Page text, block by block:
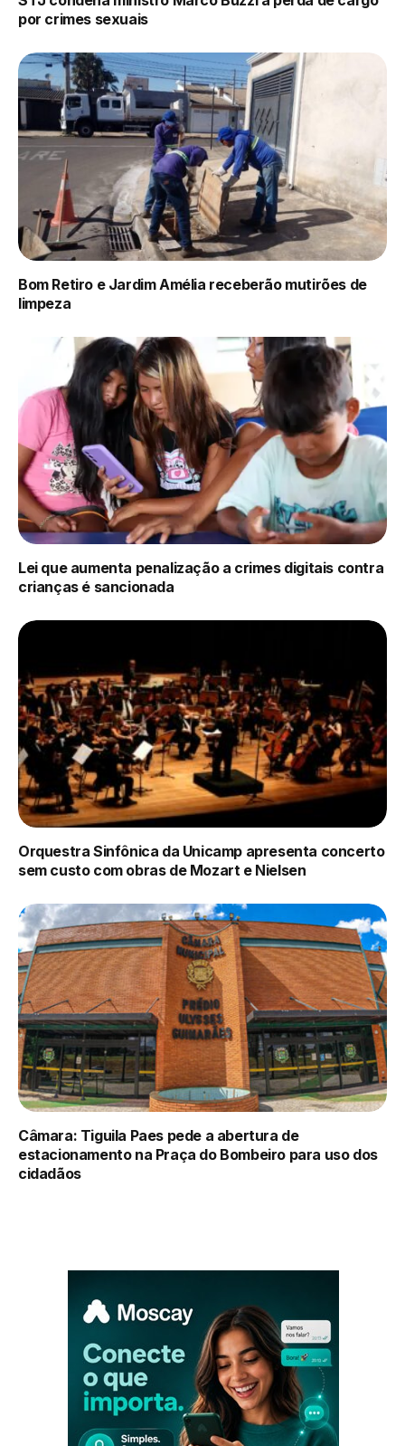
por crimes sexuais
Bom Retiro e Jardim Amélia receberão mutirões de
limpeza
Lei que aumenta penalização a crimes digitais contra
crianças é sancionada
Orquestra Sinfônica da Unicamp apresenta concerto
sem custo com obras de Mozart e Nielsen
Câmara: Tiguila Paes pede a abertura de
estacionamento na Praça do Bombeiro para uso dos
cidadãos